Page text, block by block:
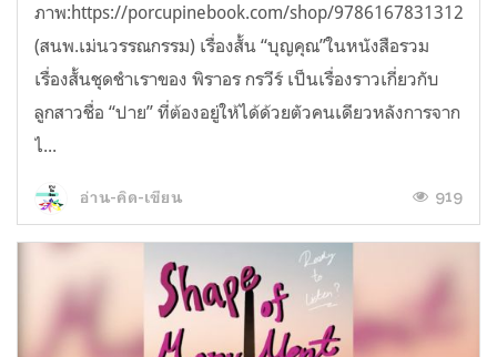
ภาพ:https://porcupinebook.com/shop/9786167831312/
(สนพ.เม่นวรรณกรรม) เรื่องสั้น “บุญคุณ”ในหนังสือรวม
เรื่องสั้นชุดชำเราของ พิราอร กรวีร์ เป็นเรื่องราวเกี่ยวกับ
ลูกสาวชื่อ “ปาย” ที่ต้องอยู่ให้ได้ด้วยตัวคนเดียวหลังการจาก
ไ...
อ่าน-คิด-เขียน 919